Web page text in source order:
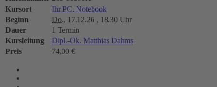
Kursort
Ihr PC, Notebook
Beginn
Do., 17.12.26 , 18.30 Uhr
Dauer
1 Termin
Kursleitung
Dipl.-Ök. Matthias Dahms
Preis
74,00 €